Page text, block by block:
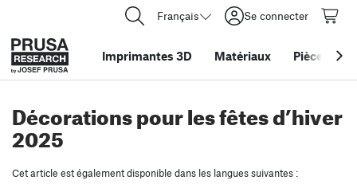
Français Se connecter
Imprimantes 3D Matériaux Pièces &
Décorations pour les fêtes d’hiver
2025
Cet article est également disponible dans les langues suivantes :